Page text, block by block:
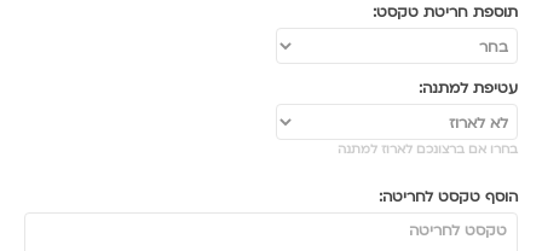
תוספת חריטת טקסט:
עטיפת למתנה:
בחרו אם ברצונכם לארוז למתנה
הוסף טקסט לחריטה: